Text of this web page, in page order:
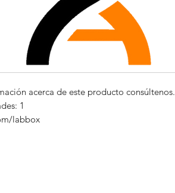
acerca de este producto consúltenos.
1
labbox